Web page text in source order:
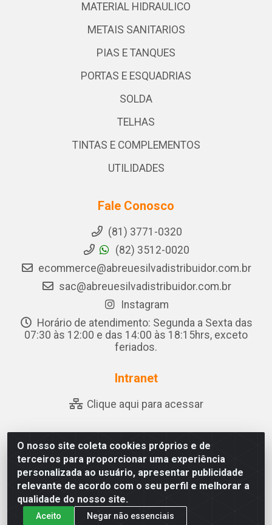
O nosso site coleta cookies próprios e de
terceiros para proporcionar uma experiência
personalizada ao usuário, apresentar publicidade
relevante de acordo com o seu perfil e melhorar a
qualidade do nosso site.
Aceito Negar não essenciais
MATERIAL HIDRAULICO
METAIS SANITARIOS
PIAS E TANQUES
PORTAS E ESQUADRIAS
SOLDA
TELHAS
TINTAS E COMPLEMENTOS
UTILIDADES
Fale Conosco
(81) 3771-0320
(82) 3512-0020
ecommerce@abreuesilvadistribuidor.com.br
sac@abreuesilvadistribuidor.com.br
Instagram
Horário de atendimento: Segunda a Sexta das
07:30 às 12:00 e das 14:00 às 18:15hrs, exceto
feriados.
Intranet
Clique aqui para acessar
Abreu & Silva - Rua Padre Jose de Souza Leite, 265 - Ariado,
Olho D'Água das Flores/AL - CEP 57.442-000 - CNPJ
04.790.656/0001-06